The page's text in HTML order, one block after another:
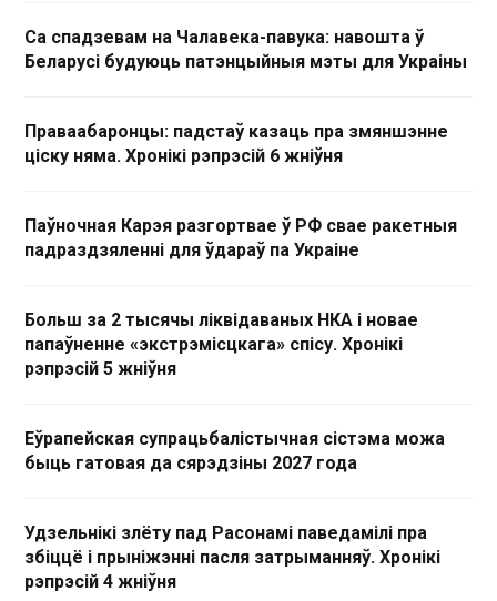
Са спадзевам на Чалавека-павука: навошта ў
Беларусі будуюць патэнцыйныя мэты для Украіны
Праваабаронцы: падстаў казаць пра змяншэнне
ціску няма. Хронікі рэпрэсій 6 жніўня
Паўночная Карэя разгортвае ў РФ свае ракетныя
падраздзяленні для ўдараў па Украіне
Больш за 2 тысячы ліквідаваных НКА і новае
папаўненне «экстрэмісцкага» спісу. Хронікі
рэпрэсій 5 жніўня
Еўрапейская супрацьбалістычная сістэма можа
быць гатовая да сярэдзіны 2027 года
Удзельнікі злёту пад Расонамі паведамілі пра
збіццё і прыніжэнні пасля затрыманняў. Хронікі
рэпрэсій 4 жніўня